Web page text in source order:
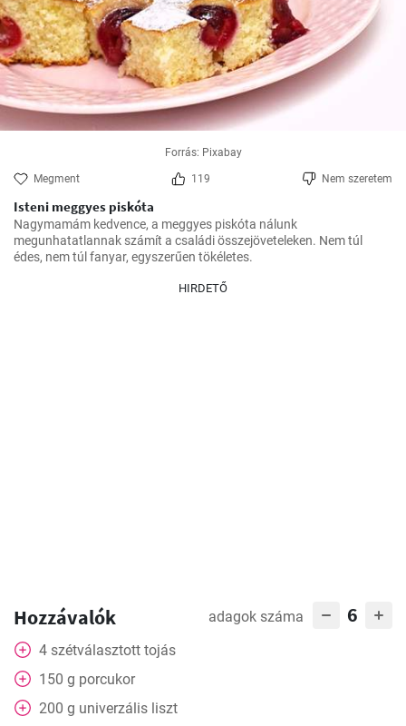
Forrás: Pixabay
Megment 119 Nem szeretem
Isteni meggyes piskóta
Nagymamám kedvence, a meggyes piskóta nálunk
megunhatatlannak számít a családi összejöveteleken. Nem túl
édes, nem túl fanyar, egyszerűen tökéletes.
HIRDETŐ
Hozzávalók adagok száma 6
4 szétválasztott tojás
150 g porcukor
200 g univerzális liszt